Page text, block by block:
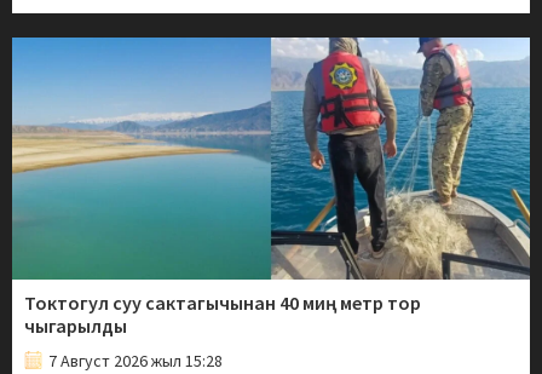
Токтогул суу сактагычынан 40 миң метр тор
чыгарылды
7 Август 2026 жыл 15:28